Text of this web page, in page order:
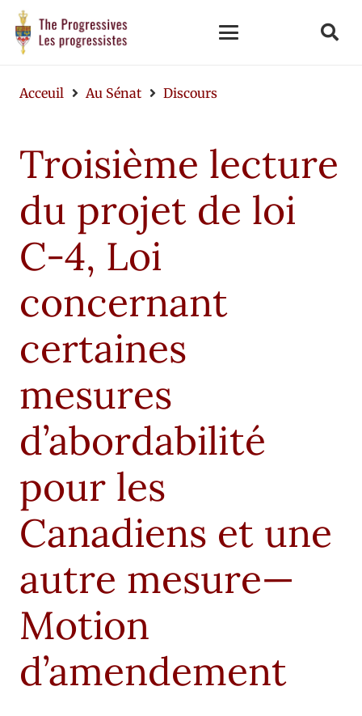
Acceuil Au Sénat Discours
Troisième lecture
du projet de loi
C-4, Loi
concernant
certaines
mesures
d’abordabilité
pour les
Canadiens et une
autre mesure—
Motion
d’amendement